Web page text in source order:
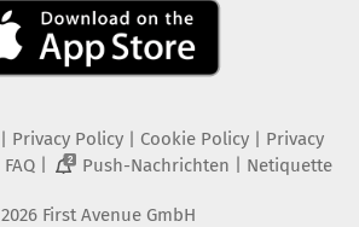
Privacy Policy| Cookie Policy| Privacy
FAQ| 2 Push-Nachrichten Netiquette
2026 First Avenue GmbH